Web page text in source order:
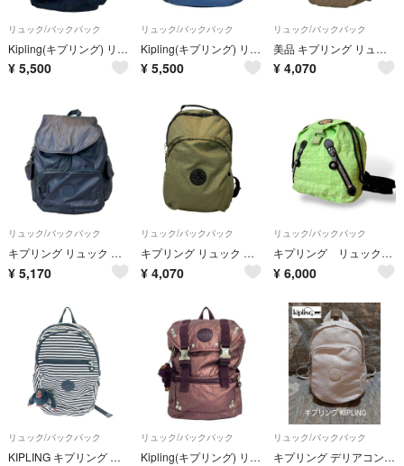
リュック/バックパック
Kipling(キプリング) リュックサック美品 - ネイビー×ダークネイビー 迷彩柄 レザー
¥ 5,500
リュック/バックパック
Kipling(キプリング) リュックサック - ブルーグレー
¥ 5,500
リュック/バックパック
美品 キプリング リュック レディース Kipling
¥ 4,070
リュック/バックパック
キプリング リュック レディース Kipling
¥ 5,170
リュック/バックパック
キプリング リュック レディース Kipling
¥ 4,070
リュック/バックパック
キプリング リュック バックパック ナイロン グリーン チャーム付
¥ 6,000
リュック/バックパック
KIPLING キプリング リュック ナイロン ブラック/ホワイト レディース / 240001207404
リュック/バックパック
Kipling(キプリング) リュックサック - パープル スタッズ
リュック/バックパック
キプリング デリアコンパクトKIPLING DELIA COMPACT リュック